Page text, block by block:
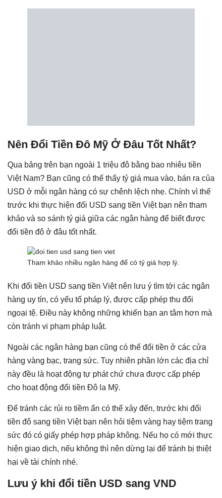
Nên Đổi Tiền Đô Mỹ Ở Đâu Tốt Nhất?
Qua bảng trên bạn ngoài 1 triệu đô bằng bao nhiêu tiền
Việt Nam? Bạn cũng có thể thấy tỷ giá mua vào, bán ra của
USD ở mỗi ngân hàng có sự chênh lệch nhẹ. Chính vì thế
trước khi thực hiện đổi USD sang tiền Việt bạn nên tham
khảo và so sánh tỷ giá giữa các ngân hàng để biết được
đổi tiền đô ở đâu tốt nhất.
Tham khảo nhiều ngân hàng để có tỷ giá hợp lý.
Khi đổi tiền USD sang tiền Việt nên lưu ý tìm tới các ngân
hàng uy tín, có yếu tố pháp lý, được cấp phép thu đổi
ngoại tệ. Điều này không những khiến bạn an tâm hơn mà
còn tránh vi phạm pháp luật.
Ngoài các ngân hàng bạn cũng có thể đổi tiền ở các cửa
hàng vàng bạc, trang sức. Tuy nhiên phần lớn các địa chỉ
này đều là hoạt động tự phát chứ chưa được cấp phép
cho hoạt động đổi tiền Đô la Mỹ.
Để tránh các rủi ro tiềm ẩn có thể xảy đến, trước khi đổi
tiền đô sang tiền Việt bạn nên hỏi tiệm vàng hay tiệm trang
sức đó có giấy phép hợp pháp không. Nếu họ có mới thực
hiện giao dịch, nếu không thì nên dừng lại để tránh bị thiệt
hại về tài chính nhé.
Lưu ý khi đổi tiền USD sang VND